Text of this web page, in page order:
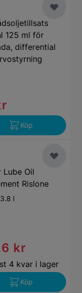
125 ml för
differential
Köp
Lube Oil
Rislone
3.8 l
kr
4 kvar i lager
Köp